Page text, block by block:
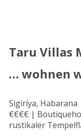
Taru Villas
… wohnen
Sigiriya,
€€€€ |
rustikaler